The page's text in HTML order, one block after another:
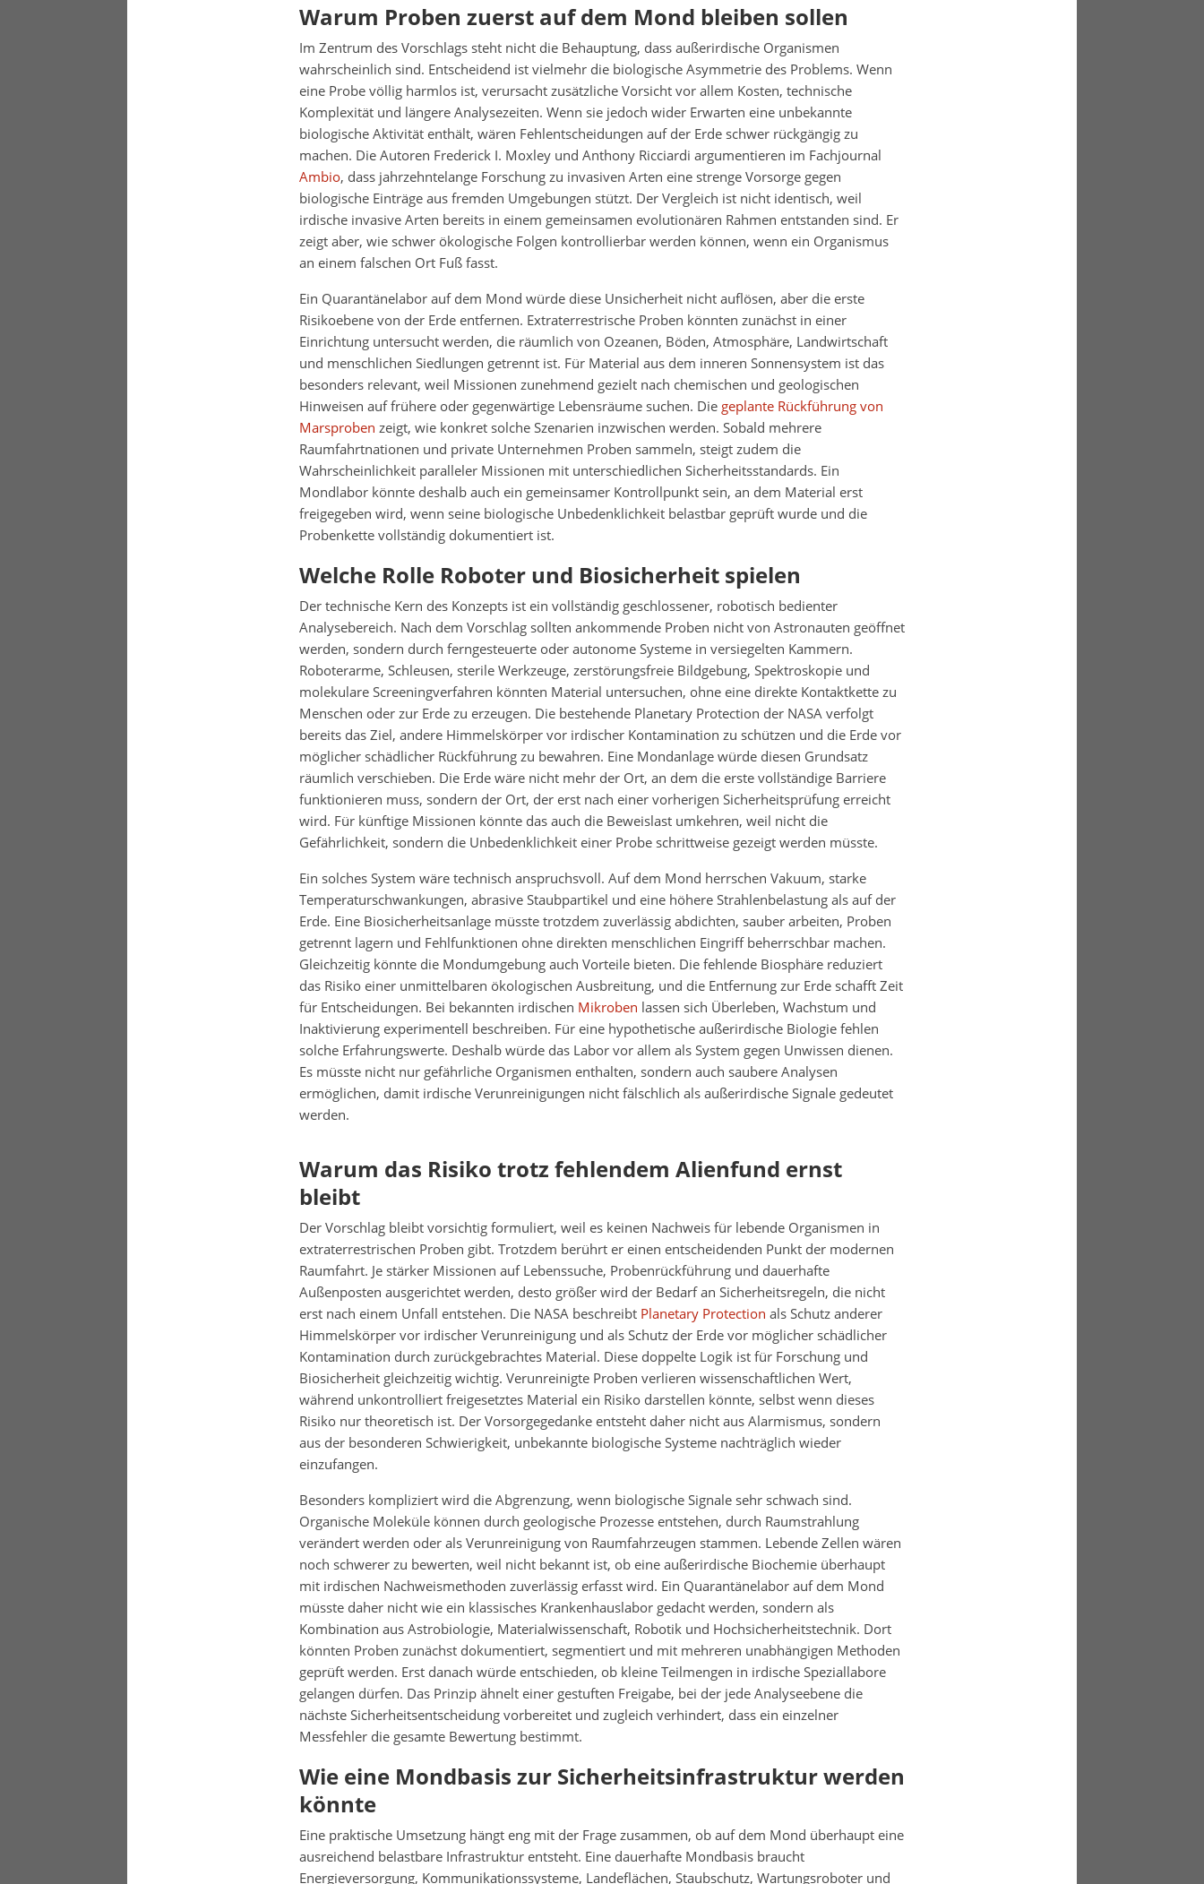
Warum Proben zuerst auf dem Mond bleiben sollen
Im Zentrum des Vorschlags steht nicht die Behauptung, dass außerirdische Organismen
wahrscheinlich sind. Entscheidend ist vielmehr die biologische Asymmetrie des Problems. Wenn
eine Probe völlig harmlos ist, verursacht zusätzliche Vorsicht vor allem Kosten, technische
Komplexität und längere Analysezeiten. Wenn sie jedoch wider Erwarten eine unbekannte
biologische Aktivität enthält, wären Fehlentscheidungen auf der Erde schwer rückgängig zu
machen. Die Autoren Frederick I. Moxley und Anthony Ricciardi argumentieren im Fachjournal
Ambio, dass jahrzehntelange Forschung zu invasiven Arten eine strenge Vorsorge gegen
biologische Einträge aus fremden Umgebungen stützt. Der Vergleich ist nicht identisch, weil
irdische invasive Arten bereits in einem gemeinsamen evolutionären Rahmen entstanden sind. Er
zeigt aber, wie schwer ökologische Folgen kontrollierbar werden können, wenn ein Organismus
an einem falschen Ort Fuß fasst.
Ein Quarantänelabor auf dem Mond würde diese Unsicherheit nicht auflösen, aber die erste
Risikoebene von der Erde entfernen. Extraterrestrische Proben könnten zunächst in einer
Einrichtung untersucht werden, die räumlich von Ozeanen, Böden, Atmosphäre, Landwirtschaft
und menschlichen Siedlungen getrennt ist. Für Material aus dem inneren Sonnensystem ist das
besonders relevant, weil Missionen zunehmend gezielt nach chemischen und geologischen
Hinweisen auf frühere oder gegenwärtige Lebensräume suchen. Die geplante Rückführung von
Marsproben zeigt, wie konkret solche Szenarien inzwischen werden. Sobald mehrere
Raumfahrtnationen und private Unternehmen Proben sammeln, steigt zudem die
Wahrscheinlichkeit paralleler Missionen mit unterschiedlichen Sicherheitsstandards. Ein
Mondlabor könnte deshalb auch ein gemeinsamer Kontrollpunkt sein, an dem Material erst
freigegeben wird, wenn seine biologische Unbedenklichkeit belastbar geprüft wurde und die
Probenkette vollständig dokumentiert ist.
Welche Rolle Roboter und Biosicherheit spielen
Der technische Kern des Konzepts ist ein vollständig geschlossener, robotisch bedienter
Analysebereich. Nach dem Vorschlag sollten ankommende Proben nicht von Astronauten geöffnet
werden, sondern durch ferngesteuerte oder autonome Systeme in versiegelten Kammern.
Roboterarme, Schleusen, sterile Werkzeuge, zerstörungsfreie Bildgebung, Spektroskopie und
molekulare Screeningverfahren könnten Material untersuchen, ohne eine direkte Kontaktkette zu
Menschen oder zur Erde zu erzeugen. Die bestehende Planetary Protection der NASA verfolgt
bereits das Ziel, andere Himmelskörper vor irdischer Kontamination zu schützen und die Erde vor
möglicher schädlicher Rückführung zu bewahren. Eine Mondanlage würde diesen Grundsatz
räumlich verschieben. Die Erde wäre nicht mehr der Ort, an dem die erste vollständige Barriere
funktionieren muss, sondern der Ort, der erst nach einer vorherigen Sicherheitsprüfung erreicht
wird. Für künftige Missionen könnte das auch die Beweislast umkehren, weil nicht die
Gefährlichkeit, sondern die Unbedenklichkeit einer Probe schrittweise gezeigt werden müsste.
Ein solches System wäre technisch anspruchsvoll. Auf dem Mond herrschen Vakuum, starke
Temperaturschwankungen, abrasive Staubpartikel und eine höhere Strahlenbelastung als auf der
Erde. Eine Biosicherheitsanlage müsste trotzdem zuverlässig abdichten, sauber arbeiten, Proben
getrennt lagern und Fehlfunktionen ohne direkten menschlichen Eingriff beherrschbar machen.
Gleichzeitig könnte die Mondumgebung auch Vorteile bieten. Die fehlende Biosphäre reduziert
das Risiko einer unmittelbaren ökologischen Ausbreitung, und die Entfernung zur Erde schafft Zeit
für Entscheidungen. Bei bekannten irdischen Mikroben lassen sich Überleben, Wachstum und
Inaktivierung experimentell beschreiben. Für eine hypothetische außerirdische Biologie fehlen
solche Erfahrungswerte. Deshalb würde das Labor vor allem als System gegen Unwissen dienen.
Es müsste nicht nur gefährliche Organismen enthalten, sondern auch saubere Analysen
ermöglichen, damit irdische Verunreinigungen nicht fälschlich als außerirdische Signale gedeutet
werden.
Warum das Risiko trotz fehlendem Alienfund ernst
bleibt
Der Vorschlag bleibt vorsichtig formuliert, weil es keinen Nachweis für lebende Organismen in
extraterrestrischen Proben gibt. Trotzdem berührt er einen entscheidenden Punkt der modernen
Raumfahrt. Je stärker Missionen auf Lebenssuche, Probenrückführung und dauerhafte
Außenposten ausgerichtet werden, desto größer wird der Bedarf an Sicherheitsregeln, die nicht
erst nach einem Unfall entstehen. Die NASA beschreibt Planetary Protection als Schutz anderer
Himmelskörper vor irdischer Verunreinigung und als Schutz der Erde vor möglicher schädlicher
Kontamination durch zurückgebrachtes Material. Diese doppelte Logik ist für Forschung und
Biosicherheit gleichzeitig wichtig. Verunreinigte Proben verlieren wissenschaftlichen Wert,
während unkontrolliert freigesetztes Material ein Risiko darstellen könnte, selbst wenn dieses
Risiko nur theoretisch ist. Der Vorsorgegedanke entsteht daher nicht aus Alarmismus, sondern
aus der besonderen Schwierigkeit, unbekannte biologische Systeme nachträglich wieder
einzufangen.
Besonders kompliziert wird die Abgrenzung, wenn biologische Signale sehr schwach sind.
Organische Moleküle können durch geologische Prozesse entstehen, durch Raumstrahlung
verändert werden oder als Verunreinigung von Raumfahrzeugen stammen. Lebende Zellen wären
noch schwerer zu bewerten, weil nicht bekannt ist, ob eine außerirdische Biochemie überhaupt
mit irdischen Nachweismethoden zuverlässig erfasst wird. Ein Quarantänelabor auf dem Mond
müsste daher nicht wie ein klassisches Krankenhauslabor gedacht werden, sondern als
Kombination aus Astrobiologie, Materialwissenschaft, Robotik und Hochsicherheitstechnik. Dort
könnten Proben zunächst dokumentiert, segmentiert und mit mehreren unabhängigen Methoden
geprüft werden. Erst danach würde entschieden, ob kleine Teilmengen in irdische Speziallabore
gelangen dürfen. Das Prinzip ähnelt einer gestuften Freigabe, bei der jede Analyseebene die
nächste Sicherheitsentscheidung vorbereitet und zugleich verhindert, dass ein einzelner
Messfehler die gesamte Bewertung bestimmt.
Wie eine Mondbasis zur Sicherheitsinfrastruktur werden
könnte
Eine praktische Umsetzung hängt eng mit der Frage zusammen, ob auf dem Mond überhaupt eine
ausreichend belastbare Infrastruktur entsteht. Eine dauerhafte Mondbasis braucht
Energieversorgung, Kommunikationssysteme, Landeflächen, Staubschutz, Wartungsroboter und